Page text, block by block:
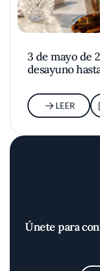
3 de mayo de
desayuno
LEER
Únete para